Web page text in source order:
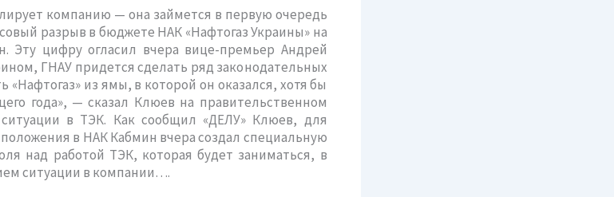
компанию — она займется в первую очередь
разрыв в бюджете НАК «Нафтогаз Украины» на
Эту цифру огласил вчера вице-премьер Андрей
ГНАУ придется сделать ряд законодательных
из ямы, в которой он оказался, хотя бы
года», — сказал Клюев на правительственном
в ТЭК. Как сообщил «ДЕЛУ» Клюев, для
в НАК Кабмин вчера создал специальную
над работой ТЭК, которая будет заниматься, в
ситуации в компании….